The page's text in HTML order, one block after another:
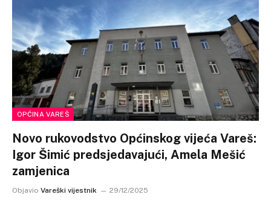
OPĆINA VAREŠ
Novo rukovodstvo Općinskog vijeća Vareš:
Igor Šimić predsjedavajući, Amela Mešić
zamjenica
Objavio Vareški vijestnik 29/12/2025